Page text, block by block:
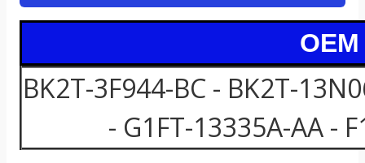
BK2T-3F944-BC - BK2T-
- G1FT-13335A-AA -